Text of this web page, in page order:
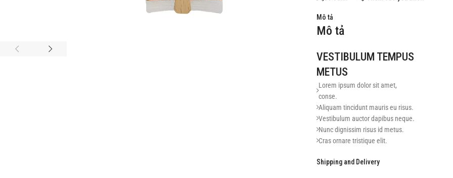
Hidden sidebar
No page heading
Small categories menu
Products list view
With background
Category description
Header overlap
Infinit scrolling
Mô tả
Mô tả
VESTIBULUM TEMPUS
METUS
Lorem ipsum dolor sit amet,
conse.
Aliquam tincidunt mauris eu risus.
Vestibulum auctor dapibus neque.
Nunc dignissim risus id metus.
Cras ornare tristique elit.
ante.
Shipping and Delivery